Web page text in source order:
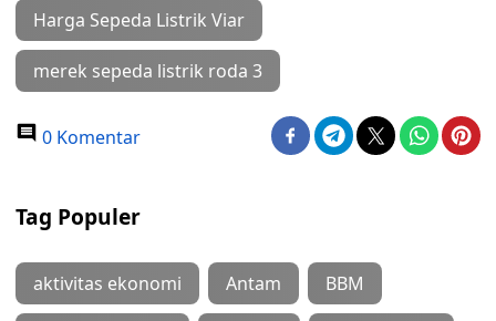
Harga Sepeda Listrik Viar
merek sepeda listrik roda 3
0 Komentar
Tag Populer
aktivitas ekonomi Antam BBM